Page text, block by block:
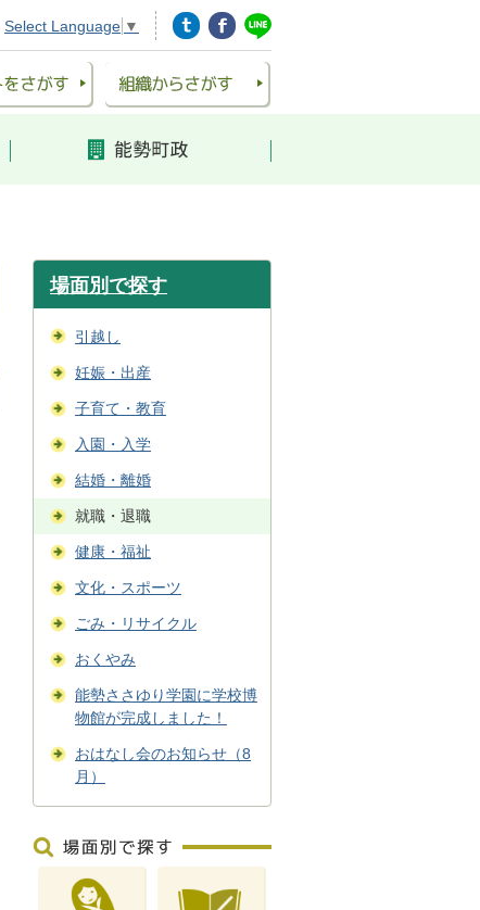
Select Language ▼
場面別で探す
引越し
妊娠・出産
子育て・教育
入園・入学
結婚・離婚
就職・退職
健康・福祉
文化・スポーツ
ごみ・リサイクル
おくやみ
能勢ささゆり学園に学校博
物館が完成しました！
おはなし会のお知らせ（8
月）